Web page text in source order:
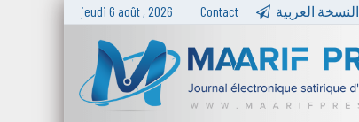
jeudi 6 août , 2026 Contact النسخة العربية